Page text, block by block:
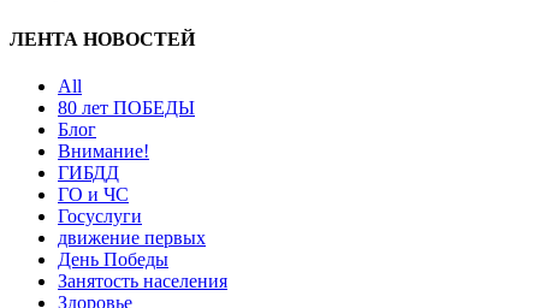
ЛЕНТА НОВОСТЕЙ
All
80 лет ПОБЕДЫ
Блог
Внимание!
ГИБДД
ГО и ЧС
Госуслуги
движение первых
День Победы
Занятость населения
Здоровье